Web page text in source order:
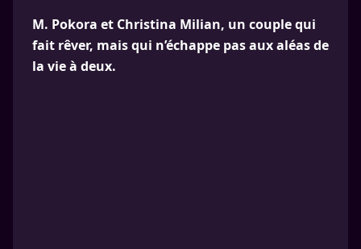
M. Pokora et Christina Milian, un couple qui
fait rêver, mais qui n’échappe pas aux aléas de
la vie à deux.